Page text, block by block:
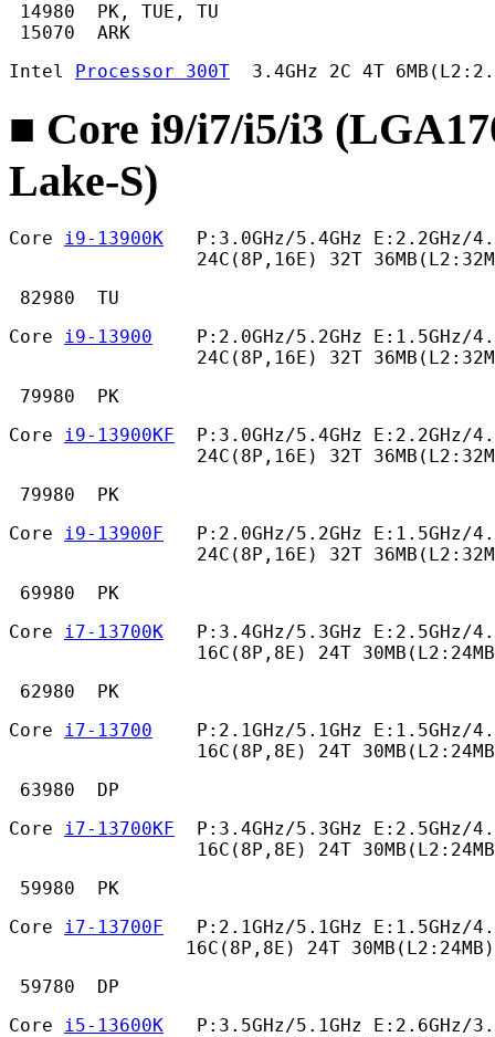
14980  PK, TUE, TU
15070  ARK
Intel
Processor 300T
3.4GHz 2C 4T
■ Core i9/i7/i5/i3
Lake-S)
Core i9-13900K
P:3.0GHz/5.4GHz E:2.2GHz/
24C(8P,16E) 32T
82980  TU
Core i9-13900
P:2.0GHz/5.2GHz E:1.5GHz/
24C(8P,16E) 32T
79980  PK
Core i9-13900KF
P:3.0GHz/5.4GHz E:2.2GHz/
24C(8P,16E) 32T
79980  PK
Core i9-13900F
P:2.0GHz/5.2GHz E:1.5GHz/
24C(8P,16E) 32T
69980  PK
Core i7-13700K
P:3.4GHz/5.3GHz E:2.5GHz/
16C(8P,8E) 24T
62980  PK
Core i7-13700
P:2.1GHz/5.1GHz E:1.5GHz/
16C(8P,8E) 24T
63980  DP
Core i7-13700KF
P:3.4GHz/5.3GHz E:2.5GHz/
16C(8P,8E) 24T
59980  PK
Core i7-13700F
P:2.1GHz/5.1GHz E:1.5GHz/
16C(8P,8E) 24T
59780  DP
Core i5-13600K
P:3.5GHz/5.1GHz E:2.6GHz/